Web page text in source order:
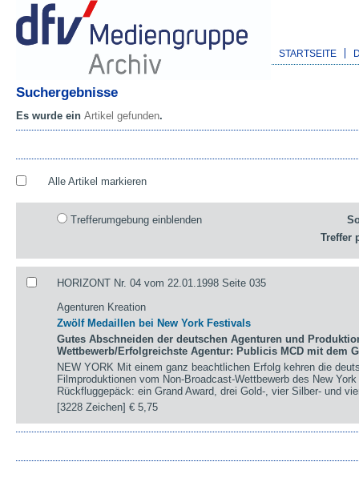
STARTSEITE
Suchergebnisse
Es wurde ein Artikel gefunden.
Alle Artikel markieren
Trefferumgebung einblenden
Treffer
HORIZONT Nr. 04 vom 22.01.1998 Seite 035
Agenturen Kreation
Zwölf Medaillen bei New York Festivals
Gutes Abschneiden der deutschen Agenturen und
Wettbewerb/Erfolgreichste Agentur: Publicis MCD mit dem
NEW YORK Mit einem ganz beachtlichen Erfolg kehren die
Filmproduktionen vom Non-Broadcast-Wettbewerb des New
Rückfluggepäck: ein Grand Award, drei Gold-, vier Silber- und
[3228 Zeichen]€ 5,75